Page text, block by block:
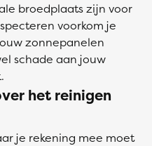
broedplaats zijn voor
voorkom je
zonnepanelen
schade aan jouw
het reinigen
je rekening mee moet